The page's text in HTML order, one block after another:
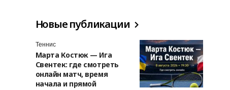
Новые публикации
Теннис
Марта Костюк — Ига
Свентек: где смотреть
онлайн матч, время
начала и прямой